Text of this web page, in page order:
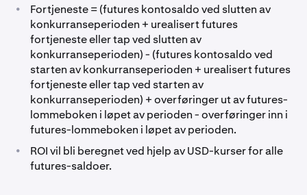
•
Fortjeneste = (futures kontosaldo ved slutten av
konkurranseperioden + urealisert futures
fortjeneste eller tap ved slutten av
konkurranseperioden) - (futures kontosaldo ved
starten av konkurranseperioden + urealisert futures
fortjeneste eller tap ved starten av
konkurranseperioden) + overføringer ut av futures-
lommeboken i løpet av perioden - overføringer inn i
futures-lommeboken i løpet av perioden.
•
ROI vil bli beregnet ved hjelp av USD-kurser for alle
futures-saldoer.